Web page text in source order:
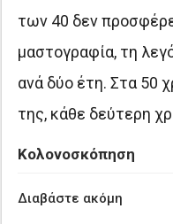
των 40 δεν
μαστογραφία, τη
ανά δύο έτη. Στα 50
της, κάθε δεύτερη
Κολονοσκόπηση
Διαβάστε ακόμη